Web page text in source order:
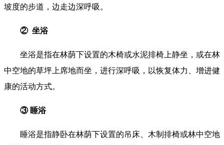
坡度的步道，边走边深呼吸。
② 坐浴
坐浴是指在林荫下设置的木椅或水泥排椅上静坐，或在林
中空地的草坪上席地而坐，进行深呼吸，以恢复体力、增进健
康的活动方式。
③ 睡浴
睡浴是指静卧在林荫下设置的吊床、木制排椅或林中空地